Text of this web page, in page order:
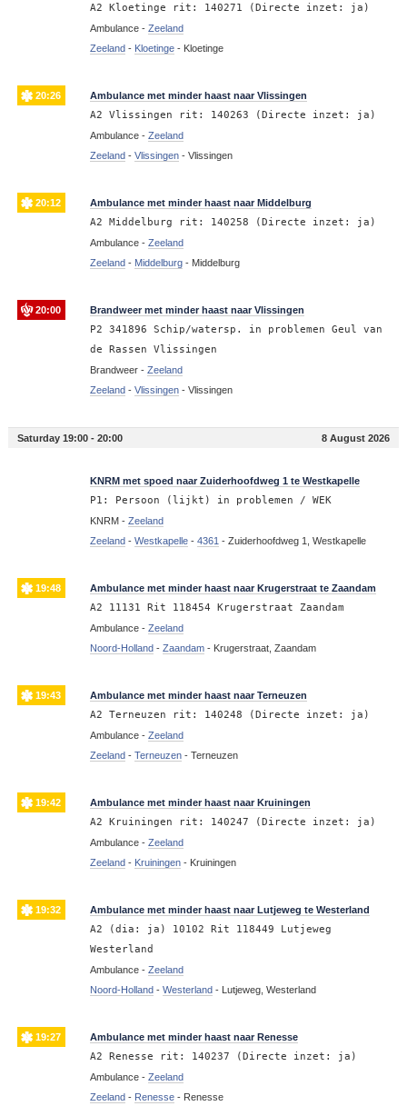
A2 Kloetinge rit: 140271 (Directe inzet: ja)
Ambulance - Zeeland
Zeeland- Kloetinge- Kloetinge
20:26 Ambulance met minder haast naar Vlissingen
A2 Vlissingen rit: 140263 (Directe inzet: ja)
Ambulance - Zeeland
Zeeland- Vlissingen- Vlissingen
20:12 Ambulance met minder haast naar Middelburg
A2 Middelburg rit: 140258 (Directe inzet: ja)
Ambulance - Zeeland
Zeeland- Middelburg- Middelburg
20:00 Brandweer met minder haast naar Vlissingen
P2 341896 Schip/watersp. in problemen Geul van
de Rassen Vlissingen
Brandweer - Zeeland
Zeeland- Vlissingen- Vlissingen
Saturday 19:00 - 20:00 8 August 2026
KNRM met spoed naar Zuiderhoofdweg 1 te Westkapelle
P1: Persoon (lijkt) in problemen / WEK
KNRM - Zeeland
Zeeland- Westkapelle- 4361 - Zuiderhoofdweg 1, Westkapelle
19:48 Ambulance met minder haast naar Krugerstraat te Zaandam
A2 11131 Rit 118454 Krugerstraat Zaandam
Ambulance - Zeeland
Noord-Holland- Zaandam- Krugerstraat, Zaandam
19:43 Ambulance met minder haast naar Terneuzen
A2 Terneuzen rit: 140248 (Directe inzet: ja)
Ambulance - Zeeland
Zeeland- Terneuzen- Terneuzen
19:42 Ambulance met minder haast naar Kruiningen
A2 Kruiningen rit: 140247 (Directe inzet: ja)
Ambulance - Zeeland
Zeeland- Kruiningen- Kruiningen
19:32 Ambulance met minder haast naar Lutjeweg te Westerland
A2 (dia: ja) 10102 Rit 118449 Lutjeweg
Westerland
Ambulance - Zeeland
Noord-Holland- Westerland- Lutjeweg, Westerland
19:27 Ambulance met minder haast naar Renesse
A2 Renesse rit: 140237 (Directe inzet: ja)
Ambulance - Zeeland
Zeeland- Renesse- Renesse